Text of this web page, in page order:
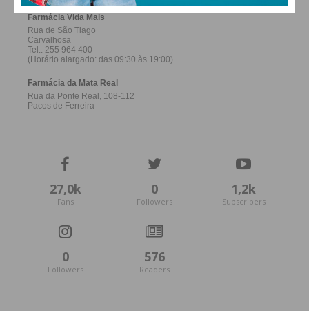
27,0k
Fans
0
Followers
1,2k
Subscribers
0
Followers
576
Readers